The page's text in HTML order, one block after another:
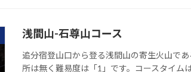
浅間山-石尊山コース
追分宿登山口から登る浅間山の寄生火山で
所は無く難易度は「1」です。コースタイム